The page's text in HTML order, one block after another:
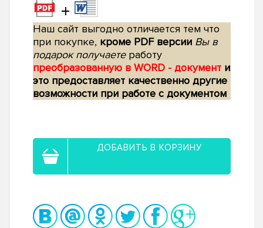
+
Наш сайт выгодно отличается тем что
при покупке, кроме PDF версии Вы в
подарок получаетеработу
преобразованную в WORD - документ и
это предоставляет качественно другие
возможности при работе с документом
ДОБАВИТЬ В КОРЗИНУ